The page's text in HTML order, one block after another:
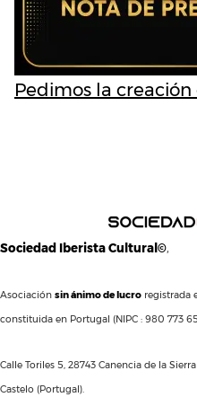
Pedimos la
Sociedad Iberista Cultural©,
Asociación sin ánimo de lucro registrada
constituida en Portugal (NIPC : 980 773
Calle Toriles 5, 28743 Canencia de la
Castelo (Portugal).